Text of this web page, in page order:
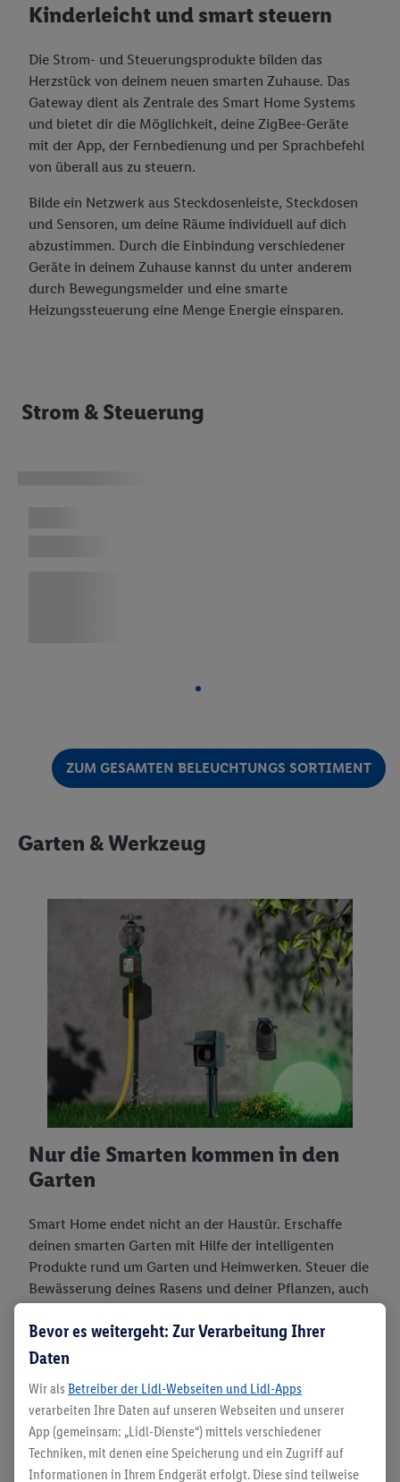
Kinderleicht und smart steuern
Die Strom- und Steuerungsprodukte bilden das
Herzstück von deinem neuen smarten Zuhause. Das
Gateway dient als Zentrale des Smart Home Systems
und bietet dir die Möglichkeit, deine ZigBee-Geräte
mit der App, der Fernbedienung und per Sprachbefehl
von überall aus zu steuern.
Bilde ein Netzwerk aus Steckdosenleiste, Steckdosen
und Sensoren, um deine Räume individuell auf dich
abzustimmen. Durch die Einbindung verschiedener
Geräte in deinem Zuhause kannst du unter anderem
durch Bewegungsmelder und eine smarte
Heizungssteuerung eine Menge Energie einsparen.
Strom & Steuerung
ZUM GESAMTEN BELEUCHTUNGS SORTIMENT
Garten & Werkzeug
Nur die Smarten kommen in den
Garten
Smart Home endet nicht an der Haustür. Erschaffe
deinen smarten Garten mit Hilfe der intelligenten
Produkte rund um Garten und Heimwerken. Steuer die
Bewässerung deines Rasens und deiner Pflanzen, auch
Lasse die Gartenarbeit von unserem Mähroboter und
dem Bewässerungscomputer erledigen, welche durch
Sensoren erkennen, wann sie benötigt werden.
Von gemütlicher Beleuchtung bis hin zu
Zwischensteckern – all unsere smarten und robusten
Tools lassen sich u.a. per App bedienen.
Bevor es weitergeht: Zur Verarbeitung Ihrer
Daten
Wir als Betreiber der Lidl-Webseiten und Lidl-Apps
verarbeiten Ihre Daten auf unseren Webseiten und unserer
App (gemeinsam: „Lidl-Dienste“) mittels verschiedener
Techniken, mit denen eine Speicherung und ein Zugriff auf
Informationen in Ihrem Endgerät erfolgt. Diese sind teilweise